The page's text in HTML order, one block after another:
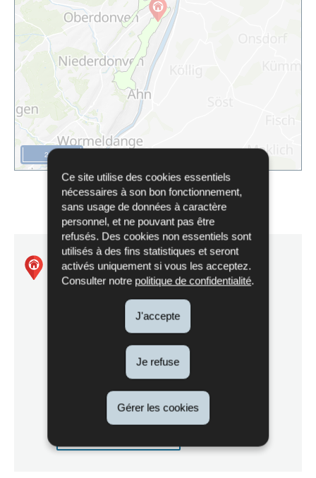
Ce site utilise des cookies essentiels
nécessaires à son bon fonctionnement,
sans usage de données à caractère
personnel, et ne pouvant pas être
refusés. Des cookies non essentiels sont
utilisés à des fins statistiques et seront
activés uniquement si vous les acceptez.
Consulter notre politique de confidentialité.
J'accepte
Je refuse
Gérer les cookies
2 km
Natura2000 - LU0001024
Machtum-Pellembierg / Froumbierg /
Greivemaacherbierg
de Natura2000
LU0001024